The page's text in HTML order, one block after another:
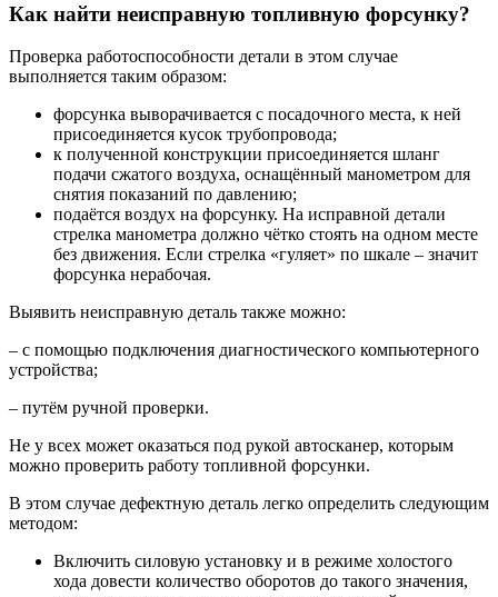
Как найти неисправную топливную форсунку?
Проверка работоспособности детали в этом случае
выполняется таким образом:
форсунка выворачивается с посадочного места, к ней
присоединяется кусок трубопровода;
к полученной конструкции присоединяется шланг
подачи сжатого воздуха, оснащённый манометром для
снятия показаний по давлению;
подаётся воздух на форсунку. На исправной детали
стрелка манометра должно чётко стоять на одном месте
без движения. Если стрелка «гуляет» по шкале – значит
форсунка нерабочая.
Выявить неисправную деталь также можно:
– с помощью подключения диагностического компьютерного
устройства;
– путём ручной проверки.
Не у всех может оказаться под рукой автосканер, которым
можно проверить работу топливной форсунки.
В этом случае дефектную деталь легко определить следующим
методом:
Включить силовую установку и в режиме холостого
хода довести количество оборотов до такого значения,